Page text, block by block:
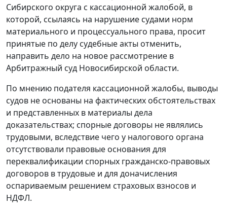
Сибирского округа с кассационной жалобой, в
которой, ссылаясь на нарушение судами норм
материального и процессуального права, просит
принятые по делу судебные акты отменить,
направить дело на новое рассмотрение в
Арбитражный суд Новосибирской области.
По мнению подателя кассационной жалобы, выводы
судов не основаны на фактических обстоятельствах
и представленных в материалы дела
доказательствах; спорные договоры не являлись
трудовыми, вследствие чего у налогового органа
отсутствовали правовые основания для
переквалификации спорных гражданско-правовых
договоров в трудовые и для доначисления
оспариваемым решением страховых взносов и
НДФЛ.